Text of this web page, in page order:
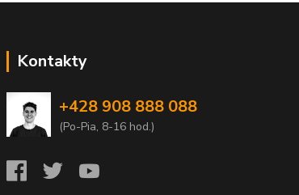
Kontakty
+428 908 888 088
(Po-Pia, 8-16 hod.)